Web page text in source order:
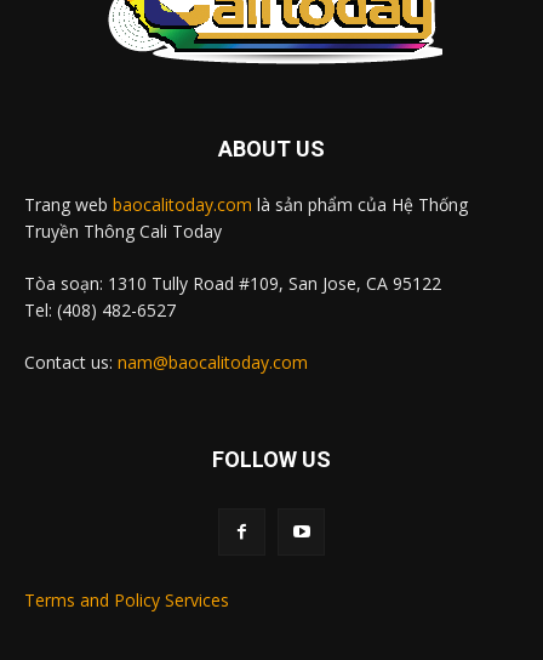
ABOUT US
Trang web baocalitoday.com là sản phẩm của Hệ Thống
Truyền Thông Cali Today
Tòa soạn: 1310 Tully Road #109, San Jose, CA 95122
Tel: (408) 482-6527
Contact us: nam@baocalitoday.com
FOLLOW US
Terms and Policy Services